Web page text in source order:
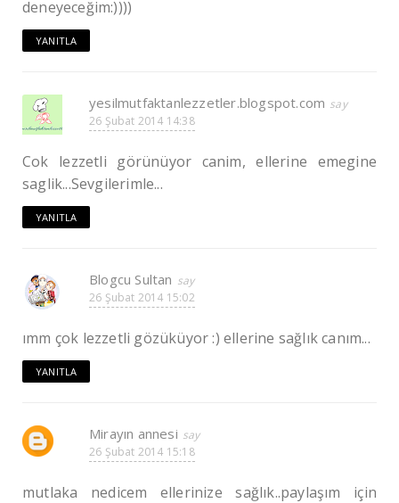
deneyeceğim:))))
YANITLA
yesilmutfaktanlezzetler.blogspot.com
26 Şubat 2014 14:38
Cok lezzetli görünüyor canim, ellerine emegine
saglik...Sevgilerimle...
YANITLA
Blogcu Sultan
26 Şubat 2014 15:02
ımm çok lezzetli gözüküyor :) ellerine sağlık canım...
YANITLA
Mirayın annesi
26 Şubat 2014 15:18
mutlaka nedicem ellerinize sağlık..paylaşım için